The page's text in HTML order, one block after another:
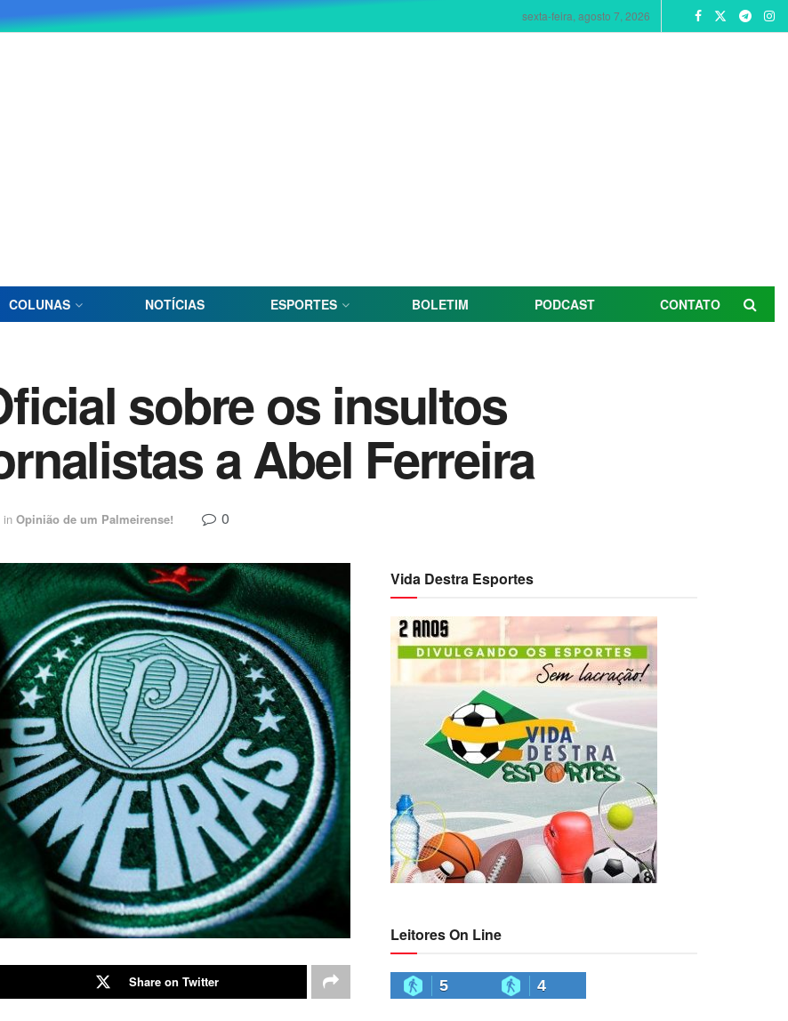
sexta-feira, agosto 7, 2026
COLUNAS NOTÍCIAS ESPORTES BOLETIM PODCAST CONTATO
sobre os insultos
a Abel Ferreira
in Opinião de um Palmeirense! 0
Share on Twitter
Vida Destra Esportes
Leitores On Line
5 4